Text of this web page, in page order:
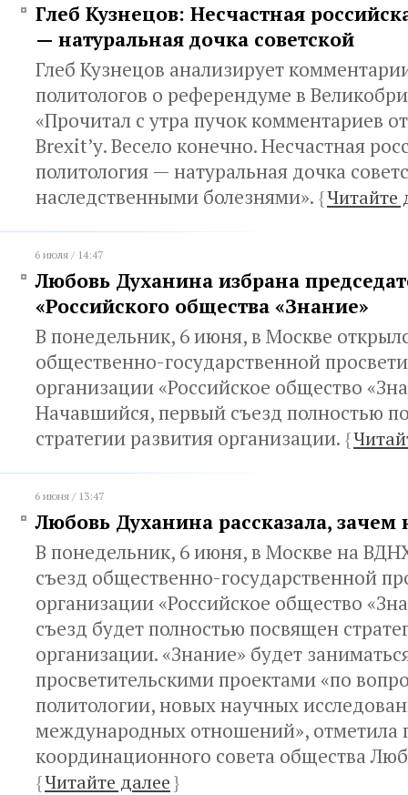
Глеб Кузнецов: Несчастная
— натуральная дочка советской
Глеб Кузнецов анализирует
политологов о референдуме в
«Прочитал с утра пучок комментариев
Brexit’у. Весело конечно. Несчастная
политология — натуральная дочка
наследственными болезнями». {Читайте
6 июля / 14:47
Любовь Духанина избрана
«Российского общества «Знание»
В понедельник, 6 июня, в Москве
общественно-государственной
организации «Российское общество
Начавшийся, первый съезд полностью
стратегии развития организации. {
6 июня / 13:47
Любовь Духанина рассказала,
В понедельник, 6 июня, в Москве на
съезд общественно-государственной
организации «Российское общество
съезд будет полностью посвящен
организации. «Знание» будет
просветительскими проектами «по
политологии, новых научных
международных отношений», отметила
координационного совета общества
{Читайте далее}